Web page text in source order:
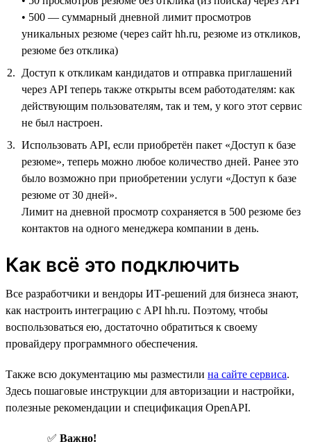
• 500 — суммарный дневной лимит просмотров
уникальных резюме (через сайт hh.ru, резюме из откликов,
резюме без отклика)
Доступ к откликам кандидатов и отправка приглашений
через API теперь также открыты всем работодателям: как
действующим пользователям, так и тем, у кого этот сервис
не был настроен.
Использовать API, если приобретён пакет «Доступ к базе
резюме», теперь можно любое количество дней. Ранее это
было возможно при приобретении услуги «Доступ к базе
резюме от 30 дней».
Лимит на дневной просмотр сохраняется в 500 резюме без
контактов на одного менеджера компании в день.
Как всё это подключить
Все разработчики и вендоры ИТ-решений для бизнеса знают,
как настроить интеграцию с API hh.ru. Поэтому, чтобы
воспользоваться ею, достаточно обратиться к своему
провайдеру программного обеспечения.
Также всю документацию мы разместили на сайте сервиса.
Здесь пошаговые инструкции для авторизации и настройки,
полезные рекомендации и спецификация OpenAPI.
✅ Важно!